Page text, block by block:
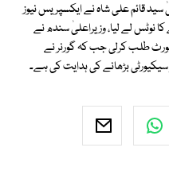
سید قائم علی شاہ نے ایکسپریس نیوز
نوٹس لے لیا، وزیراعلیٰ سندھ نے
طلب کرلی جب کہ گورنر نے
بڑھانے کی ہدایت کی ہے۔